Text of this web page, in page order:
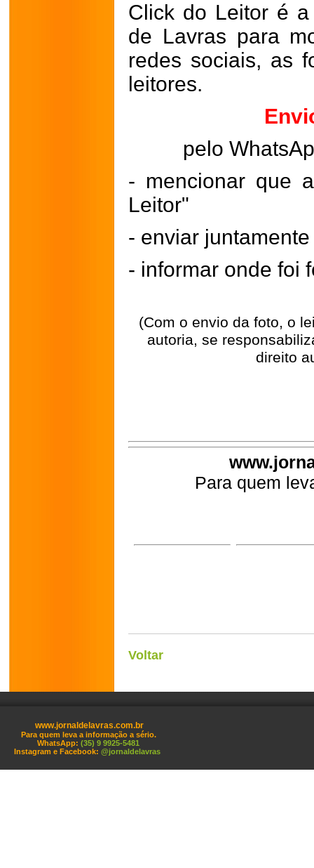
Click do Leitor é
de Lavras para
redes sociais, as
leitores.
pelo
- mencionar que
Leitor"
- enviar
- informar onde foi
(Com o envio da foto, o
autoria, se
direito
Para quem
Voltar
www.jornaldelavras.com.br
Para quem leva a informação a sério.
WhatsApp: (35) 9 9925-5481
Instagram e Facebook: @jornaldelavras